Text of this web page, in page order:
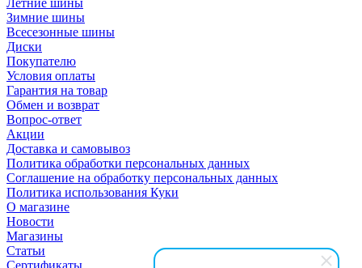
Зимние шины
Всесезонные шины
Диски
Покупателю
Условия оплаты
Гарантия на товар
Обмен и возврат
Вопрос-ответ
Акции
Доставка и самовывоз
Политика обработки персональных данных
Соглашение на обработку персональных данных
Политика использования Куки
О магазине
Новости
Магазины
Статьи
Сертификаты